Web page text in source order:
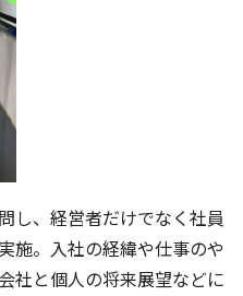
し、経営者だけでなく社員
施。入社の経緯や仕事のや
社と個人の将来展望などに